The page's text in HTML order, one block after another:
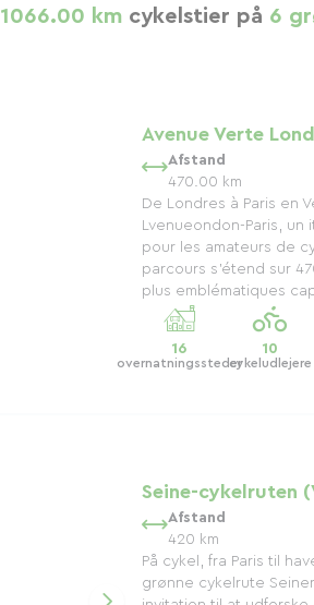
1066.00 km cykelstier på 6
Avenue Verte
Afstand
470.00 km
De Londres à Paris en
Lvenueondon-Paris, un
pour les amateurs de
parcours s’étend sur
plus emblématiques
16
overnatningssteder
10
cykeludlejere
Seine-cykelruten
Afstand
420 km
På cykel, fra Paris til
grønne cykelrute